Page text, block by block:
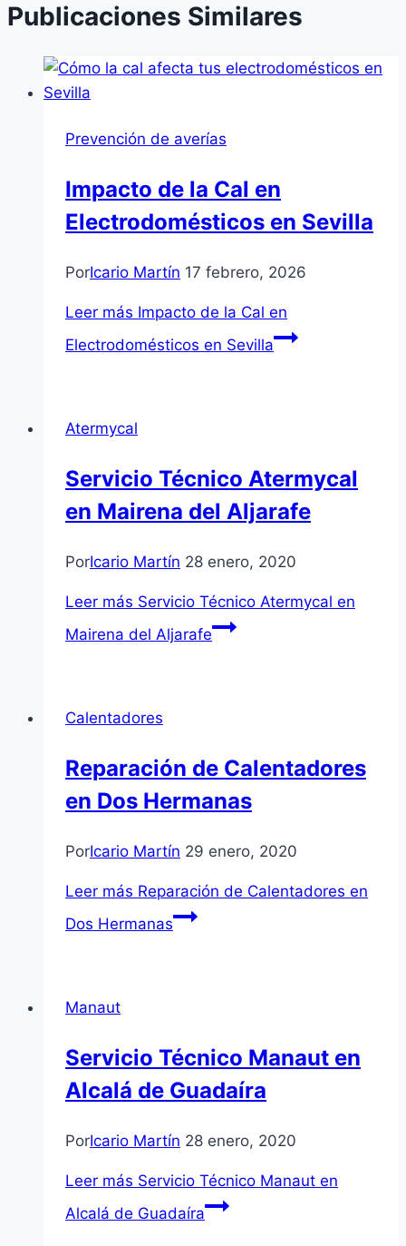
Publicaciones Similares
Prevención de averías
Impacto de la Cal en
Electrodomésticos en Sevilla
PorIcario Martín 17 febrero, 2026
Leer más Impacto de la Cal en
Electrodomésticos en Sevilla
Atermycal
Servicio Técnico Atermycal
en Mairena del Aljarafe
PorIcario Martín 28 enero, 2020
Leer más Servicio Técnico Atermycal en
Mairena del Aljarafe
Calentadores
Reparación de Calentadores
en Dos Hermanas
PorIcario Martín 29 enero, 2020
Leer más Reparación de Calentadores en
Dos Hermanas
Manaut
Servicio Técnico Manaut en
Alcalá de Guadaíra
PorIcario Martín 28 enero, 2020
Leer más Servicio Técnico Manaut en
Alcalá de Guadaíra